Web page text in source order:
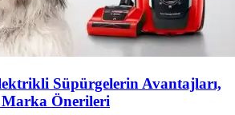
Süpürgelerin Avantajları,
Marka Önerileri